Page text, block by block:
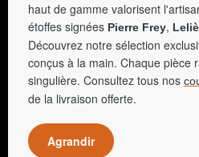
haut de gamme valorisent
étoffes signées Pierre Frey,
Découvrez notre sélection
conçus à la main. Chaque pièce
singulière. Consultez tous nos
de la livraison offerte.
Agrandir